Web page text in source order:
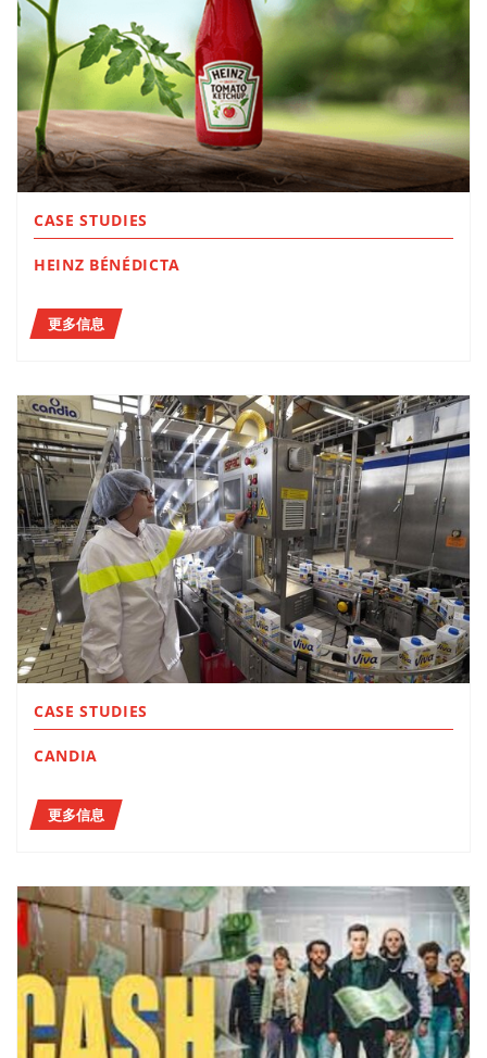
CASE STUDIES
HEINZ BÉNÉDICTA
更多信息
CASE STUDIES
CANDIA
更多信息